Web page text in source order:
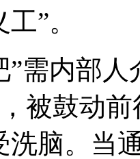
”。
”需内部
被鼓动
洗脑。当